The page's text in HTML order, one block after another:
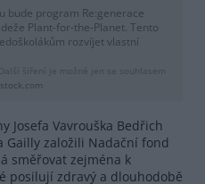
bude program Re:generace
Plant-for-the-Planet. Tento
rozvíjet vlastní
šíření je možné jen se souhlasem
Josefa Vavrouška Bedřich
Gailly založili Nadační fond
směřovat zejména k
posilují zdravý a dlouhodobě